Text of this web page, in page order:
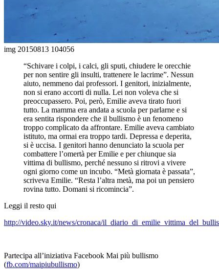
img 20150813 104056
“Schivare i colpi, i calci, gli sputi, chiudere le orecchie
per non sentire gli insulti, trattenere le lacrime”. Nessun
aiuto, nemmeno dai professori. I genitori, inizialmente,
non si erano accorti di nulla. Lei non voleva che si
preoccupassero. Poi, però, Emilie aveva tirato fuori
tutto. La mamma era andata a scuola per parlarne e si
era sentita rispondere che il bullismo è un fenomeno
troppo complicato da affrontare. Emilie aveva cambiato
istituto, ma ormai era troppo tardi. Depressa e deperita,
si è uccisa. I genitori hanno denunciato la scuola per
combattere l’omertà per Emilie e per chiunque sia
vittima di bullismo, perché nessuno si ritrovi a vivere
ogni giorno come un incubo. “Metà giornata è passata”,
scriveva Emilie. “Resta l’altra metà, ma poi un pensiero
rovina tutto. Domani si ricomincia”.
Leggi il resto qui
http://video.sky.it/news/cronaca/
Partecipa all’iniziativa Facebook Mai più bullismo
(fb.com/maipiubullismo)